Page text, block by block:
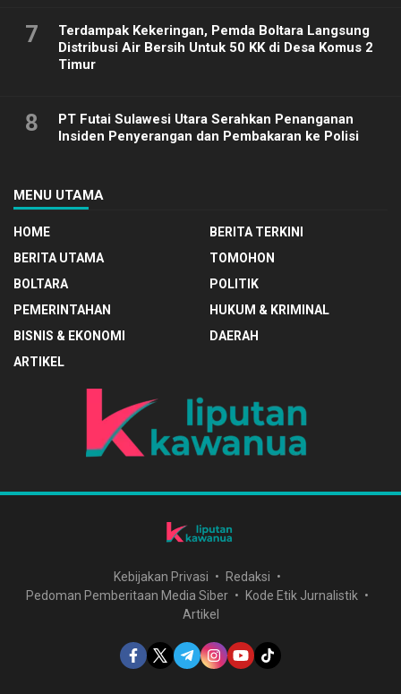
7
Terdampak Kekeringan, Pemda Boltara Langsung
Distribusi Air Bersih Untuk 50 KK di Desa Komus 2
Timur
8
PT Futai Sulawesi Utara Serahkan Penanganan
Insiden Penyerangan dan Pembakaran ke Polisi
MENU UTAMA
HOME
BERITA TERKINI
BERITA UTAMA
TOMOHON
BOLTARA
POLITIK
PEMERINTAHAN
HUKUM & KRIMINAL
BISNIS & EKONOMI
DAERAH
ARTIKEL
Kebijakan Privasi
Redaksi
Pedoman Pemberitaan Media Siber
Kode Etik Jurnalistik
Artikel